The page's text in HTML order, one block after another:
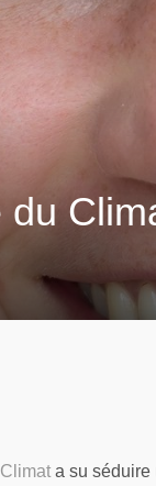
du
Climata su séduire